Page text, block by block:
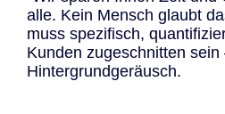
alle. Kein Mensch glaubt
muss spezifisch,
Kunden zugeschnitten
Hintergrundgeräusch.